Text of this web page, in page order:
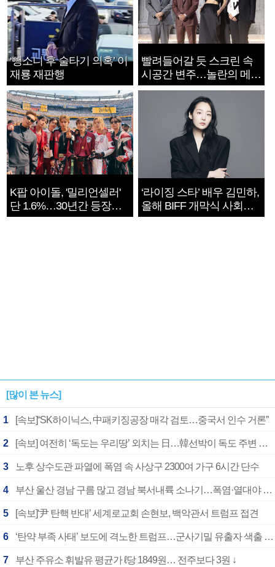
‘뺑소니 후 술타기 의혹’ 이
재룡 재판행
빨려들어갈 듯 스크린 속
시공간 변주…놀란의 메시
지는 ‘전쟁 속죄’
K팝 아이돌, '밀리언셀러'
단 1.6%…30년간 등장
1182개팀 전수조사
‘라이징 스타’ 배우 김민하,
올해 BIFF 개막식 사회자
확정
[많이 본 뉴스]
1 [속보]“SK하이닉스, 中패키징공장 매각 검토…중국서 인수 거론”
2 [속보] 여전히 ‘독도는 우리땅’ 외치는 日…韓선박이 독도 주변 해양조사 활동하자 반발
3 노후 상수도관 파열에 폭염 속 사상구 2300여 가구 6시간 단수
4 부산 울산 경남 구름 많고 경남 북서내륙 소나기…폭염·열대야 계속
5 [속보]‘尹 탄핵 반대’ 세계로교회 손현보, 백악관서 트럼프 접견
6 ‘탄약 부족 사태’ 보도에 격노한 트럼프…군사기밀 유출자 색출 지시
7 부산 주유소 휘발유 평균가 ℓ당 1849원… 전주보다 3원 ↓